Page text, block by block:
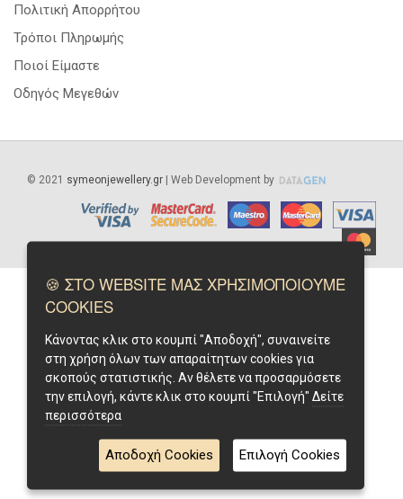
Πολιτική Απορρήτου
Τρόποι Πληρωμής
Ποιοί Είμαστε
Οδηγός Μεγεθών
© 2021 symeonjewellery.gr | Web Development by
🍪 ΣΤΟ WEBSITE ΜΑΣ ΧΡΗΣΙΜΟΠΟΙΟΥΜΕ
COOKIES
Κάνοντας κλικ στο κουμπί "Αποδοχή", συναινείτε
στη χρήση όλων των απαραίτητων cookies για
σκοπούς στατιστικής. Αν θέλετε να προσαρμόσετε
την επιλογή, κάντε κλικ στο κουμπί "Επιλογή" Δείτε
περισσότερα
Αποδοχή Cookies Επιλογή Cookies